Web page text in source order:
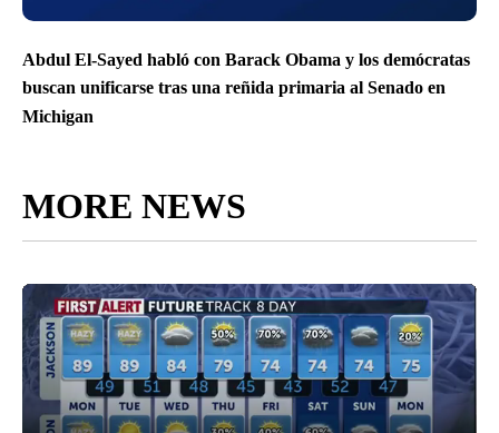
Abdul El-Sayed habló con Barack Obama y los demócratas
buscan unificarse tras una reñida primaria al Senado en
Michigan
MORE NEWS